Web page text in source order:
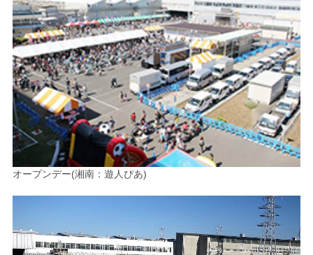
オープンデー(湘南：遊人ぴあ)